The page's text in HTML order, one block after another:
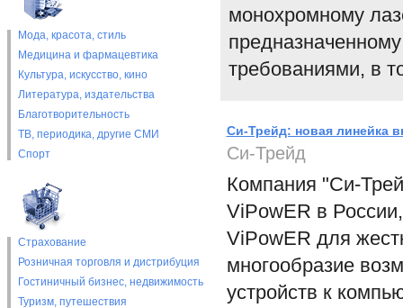
Мода, красота, стиль
Медицина и фармацевтика
Культура, искусство, кино
Литература, издательства
Благотворительность
ТВ, периодика, другие СМИ
Спорт
Страхование
Розничная торговля и дистрибуция
Гостиничный бизнес, недвижимость
Туризм, путешествия
монохромному
требованиями, в
Си-Трейд: новая линейка
Си-Трейд
Компания "Си-
ViPowER в
ViPowER для
многообразие
устройств к